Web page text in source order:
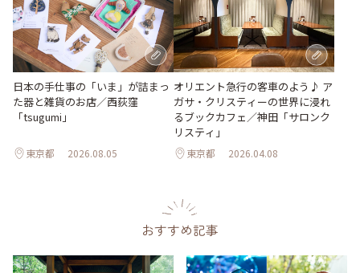
日本の手仕事の「いま」が詰まっ
た器と雑貨のお店／西荻窪
「tsugumi」
東京都 2026.08.05
オリエント急行の客車のよう♪ ア
ガサ・クリスティーの世界に浸れ
るブックカフェ／神田「サロンク
リスティ」
東京都 2026.04.08
おすすめ記事